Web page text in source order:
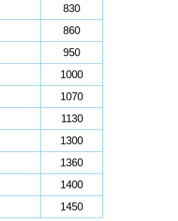
830
860
950
1000
1070
1130
1300
1360
1400
1450